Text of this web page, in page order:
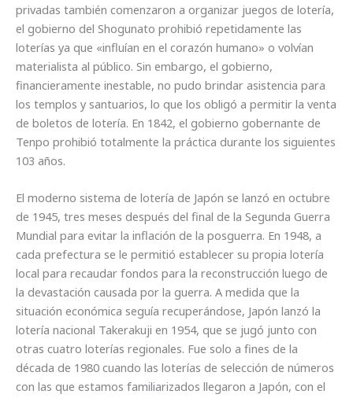
privadas también comenzaron a organizar juegos de lotería,
el gobierno del Shogunato prohibió repetidamente las
loterías ya que «influían en el corazón humano» o volvían
materialista al público. Sin embargo, el gobierno,
financieramente inestable, no pudo brindar asistencia para
los templos y santuarios, lo que los obligó a permitir la venta
de boletos de lotería. En 1842, el gobierno gobernante de
Tenpo prohibió totalmente la práctica durante los siguientes
103 años.
El moderno sistema de lotería de Japón se lanzó en octubre
de 1945, tres meses después del final de la Segunda Guerra
Mundial para evitar la inflación de la posguerra. En 1948, a
cada prefectura se le permitió establecer su propia lotería
local para recaudar fondos para la reconstrucción luego de
la devastación causada por la guerra. A medida que la
situación económica seguía recuperándose, Japón lanzó la
lotería nacional Takerakuji en 1954, que se jugó junto con
otras cuatro loterías regionales. Fue solo a fines de la
década de 1980 cuando las loterías de selección de números
con las que estamos familiarizados llegaron a Japón, con el